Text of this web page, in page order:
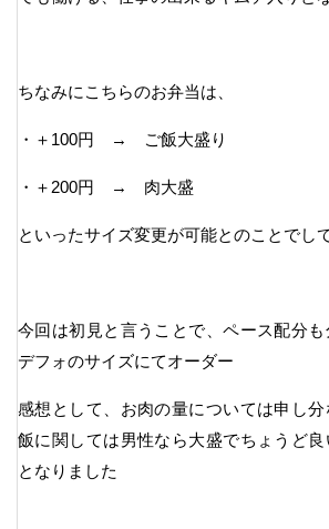
ちなみにこちらのお弁当は、
・＋100円 → ご飯大盛り
・＋200円 → 肉大盛
といったサイズ変更が可能とのことでし
今回は初見と言うことで、ペース配分
デフォのサイズにてオーダー
感想として、お肉の量については申し
飯に関しては男性なら大盛でちょうど
となりました